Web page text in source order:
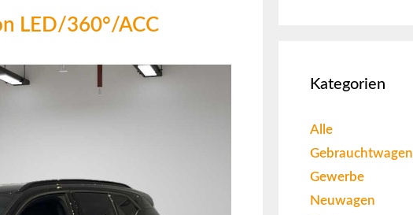
LED/360°/ACC
Kategorien
Alle
Gebrauchtwagen
Gewerbe
Neuwagen